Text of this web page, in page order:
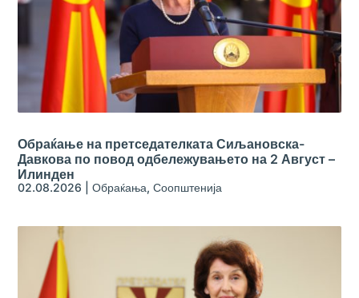
Обраќање на претседателката Сиљановска-
Давкова по повод одбележувањето на 2 Август –
Илинден
02.08.2026 |Обраќања,Соопштенија